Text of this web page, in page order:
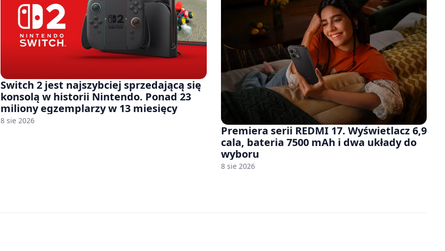
Switch 2 jest najszybciej sprzedającą się
konsolą w historii Nintendo. Ponad 23
miliony egzemplarzy w 13 miesięcy
8 sie 2026
Premiera serii REDMI 17. Wyświetlacz 6,9
cala, bateria 7500 mAh i dwa układy do
wyboru
8 sie 2026